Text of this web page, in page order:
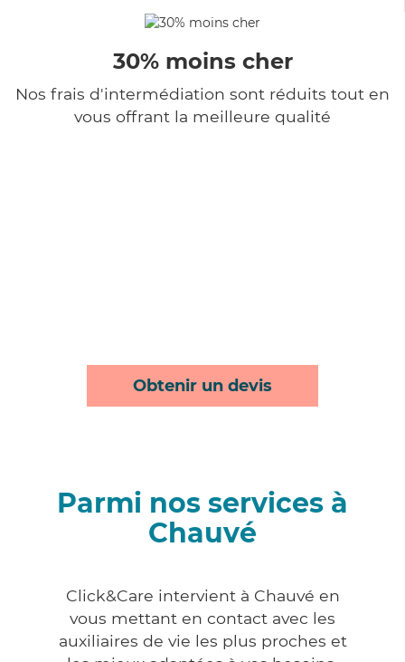
30% moins cher
Nos frais d'intermédiation sont réduits tout en
vous offrant la meilleure qualité
Obtenir un devis
Parmi nos services à
Chauvé
Click&Care intervient à Chauvé en
vous mettant en contact avec les
auxiliaires de vie les plus proches et